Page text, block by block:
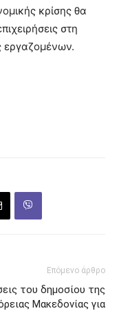
κρίσης θα
στη
εργαζομένων.
Επόμενο άρθρο
του δημοσίου της
Μακεδονίας για